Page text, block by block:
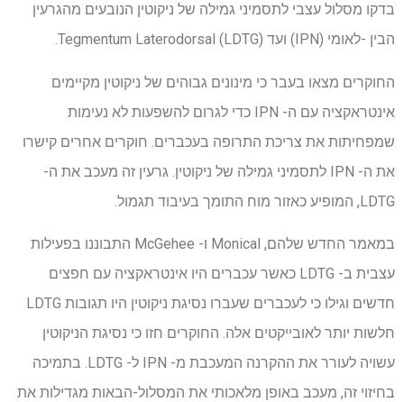
בדקו מסלול עצבי לתסמיני גמילה של ניקוטין הנובעים מהגרעין
הבין -לאומי (IPN) ועד Tegmentum Laterodorsal (LDTG).
החוקרים מצאו בעבר כי מינונים גבוהים של ניקוטין מקיימים
אינטראקציה עם ה- IPN כדי לגרום להשפעות לא נעימות
שמפחיתות את צריכת התרופה בעכברים. חוקרים אחרים קישרו
את ה- IPN לתסמיני גמילה של ניקוטין. גרעין זה מעכב את ה-
LDTG, המופיע כאזור מוח התומך בעיבוד תגמול.
במאמר החדש שלהם, Monical ו- McGehee התבוננו בפעילות
עצבית ב- LDTG כאשר עכברים היו אינטראקציה עם חפצים
חדשים וגילו כי לעכברים שעברו נסיגת ניקוטין היו תגובות LDTG
חלשות יותר לאובייקטים אלה. החוקרים חזו כי נסיגת הניקוטין
עשויה לעורר את ההקרנה המעכבת מ- IPN ל- LDTG. בתמיכה
בחיזוי זה, מעכב באופן מלאכותי את המסלול-הבאות מגדילות את